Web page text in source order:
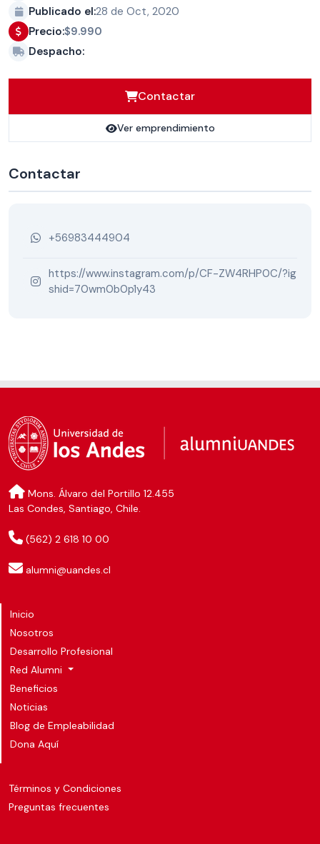
Publicado el:28 de Oct, 2020
Precio:$9.990
Despacho:
Contactar
Ver emprendimiento
Contactar
+56983444904
https://www.instagram.com/p/CF-ZW4RHP0C/?ig
shid=70wm0b0p1y43
Mons. Álvaro del Portillo 12.455
Las Condes, Santiago, Chile.
(562) 2 618 10 00
alumni@uandes.cl
Inicio
Nosotros
Desarrollo Profesional
Red Alumni
Beneficios
Noticias
Blog de Empleabilidad
Dona Aquí
Términos y Condiciones
Preguntas frecuentes